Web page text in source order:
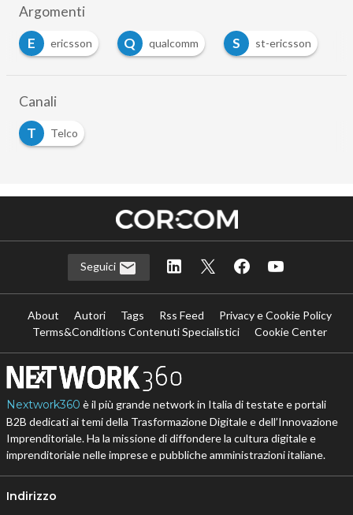
Argomenti
E
ericsson Q qualcomm S st-ericsson
Canali
T
Telco
Seguici
About Autori Tags Rss Feed
Privacy e Cookie Policy
Terms&Conditions Contenuti Specialistici
Cookie Center
Nextwork360 è il più grande network in Italia di testate e portali
B2B dedicati ai temi della Trasformazione Digitale e dell’Innovazione
Imprenditoriale. Ha la missione di diffondere la cultura digitale e
imprenditoriale nelle imprese e pubbliche amministrazioni italiane.
Indirizzo